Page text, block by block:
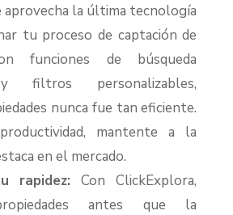
aprovecha la última tecnología
tu proceso de captación de
funciones de búsqueda
filtros personalizables,
nunca fue tan eficiente.
mantente a la
en el mercado.
rapidez: Con ClickExplora,
antes que la